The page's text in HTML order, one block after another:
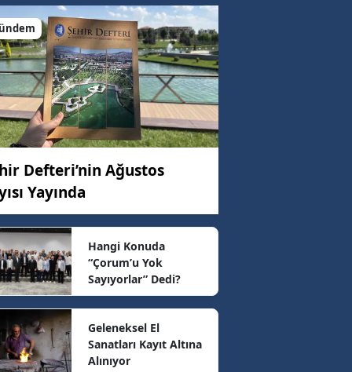
km/h
km/h
km/h
Defteri’nin Ağustos
Yayında
Hangi Konuda
“Çorum’u Yok
Sayıyorlar” Dedi?
Geleneksel El
Sanatları Kayıt Altına
Alınıyor